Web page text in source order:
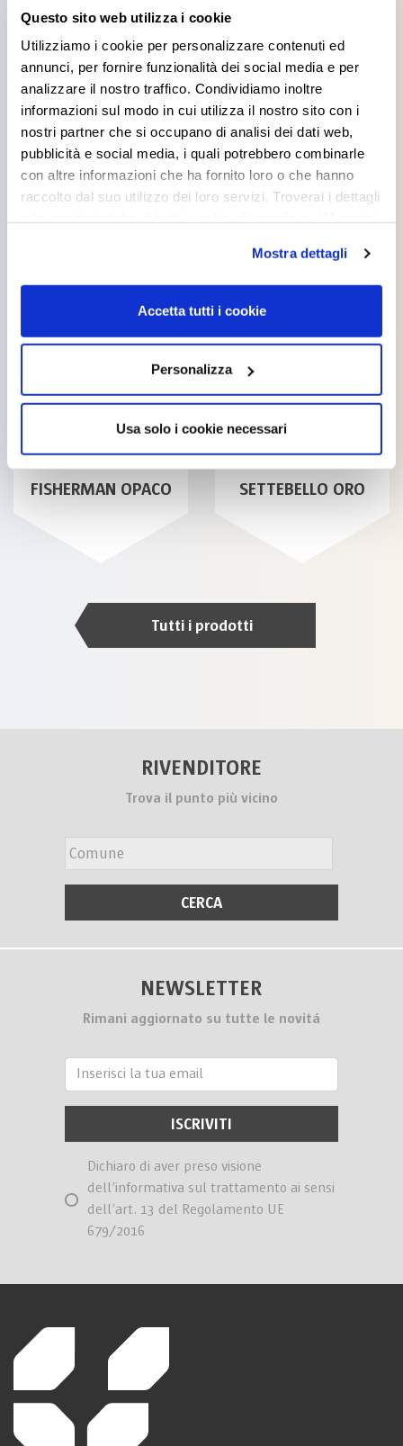
Questo sito web utilizza i cookie
Utilizziamo i cookie per personalizzare contenuti ed
annunci, per fornire funzionalità dei social media e per
analizzare il nostro traffico. Condividiamo inoltre
informazioni sul modo in cui utilizza il nostro sito con i
nostri partner che si occupano di analisi dei dati web,
pubblicità e social media, i quali potrebbero combinarle
con altre informazioni che ha fornito loro o che hanno
raccolto dal suo utilizzo dei loro servizi. Troverai i dettagli
cookie accettare. Per ulteriori informazioni consulta
lacookie policy.
Mostra dettagli
Accetta tutti i cookie
Personalizza
Usa solo i cookie necessari
ANTICA SOLVENTE
BRILLANTE
FISHERMAN OPACO SETTEBELLO ORO
Tutti i prodotti
RIVENDITORE
Trova il punto più vicino
NEWSLETTER
Rimani aggiornato su tutte le novitá
Dichiaro di aver preso visione
dell’informativa sul trattamento ai sensi
dell’art. 13 del Regolamento UE
679/2016